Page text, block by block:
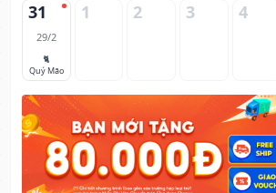
31
29/2
🐈
Quý Mão
1 2 3 4